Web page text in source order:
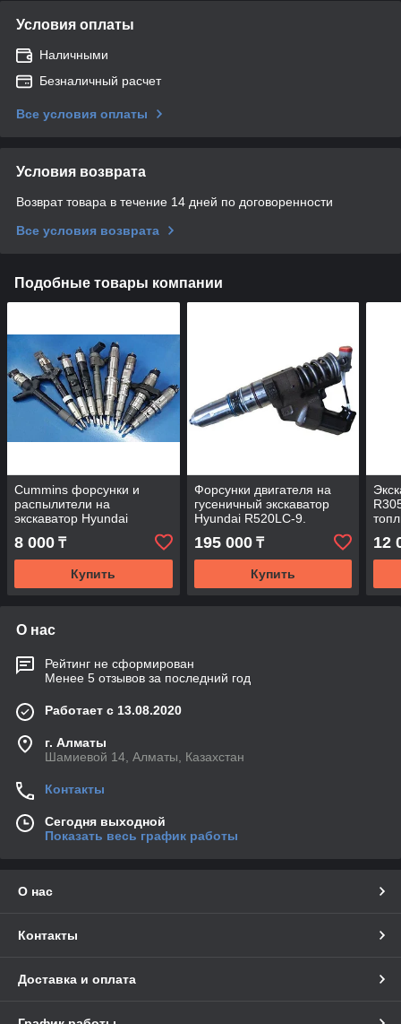
Условия оплаты
Наличными
Безналичный расчет
Все условия оплаты
Условия возврата
Возврат товара в течение 14 дней по договоренности
Все условия возврата
Подобные товары компании
Cummins форсунки и
распылители на
экскаватор Hyundai
R1400W.
8 000 ₸
Купить
Форсунки двигателя на
гусеничный экскаватор
Hyundai R520LC-9.
195 000₸
Купить
12
О нас
Рейтинг не сформирован
Менее 5 отзывов за последний год
Работает с 13.08.2020
г. Алматы
Шамиевой 14, Алматы, Казахстан
Контакты
Сегодня выходной
Показать весь график работы
О нас
Контакты
Доставка и оплата